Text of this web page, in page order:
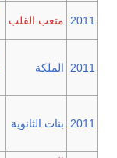
2011 متعب القلب
2011 الملكة
2011 بنات الثانوية